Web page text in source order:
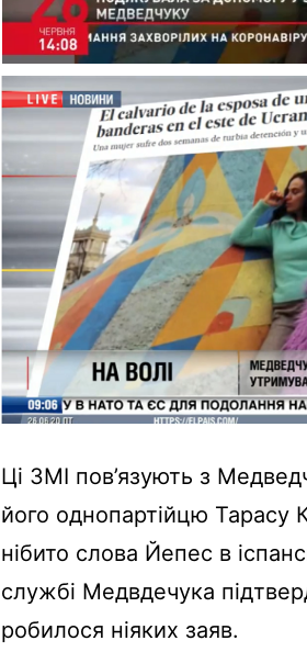
Ці ЗМІ пов’язують з
його однопартійцю Тарасу
нібито слова Йепес в
службі Медвдечука
робилося ніяких заяв.